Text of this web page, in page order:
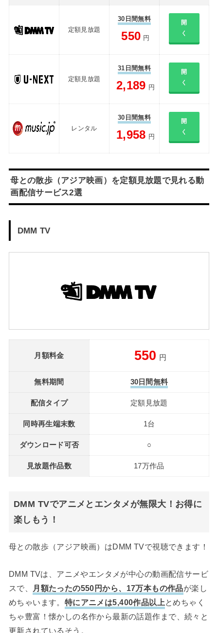
定額見放題
30日間無料
550 円
開
く
定額見放題
31日間無料
2,189 円
開
く
レンタル
30日間無料
1,958 円
開
く
母との散歩（アジア映画）を定額見放題で見れる動
画配信サービス2選
DMM TV
月額料金 550 円
無料期間 30日間無料
配信タイプ 定額見放題
同時再生端末数 1台
ダウンロード可否 ○
見放題作品数 17万作品
DMM TVでアニメとエンタメが無限大！お得に
楽しもう！
母との散歩（アジア映画）はDMM TVで視聴できます！
DMM TVは、アニメやエンタメが中心の動画配信サービ
スで、
月額たったの550円から、17万本もの作品が楽し
めちゃいます。 特にアニメは5,400作品以上 とめちゃく
ちゃ豊富！懐かしの名作から最新の話題作まで、続々と
更新されているそう。